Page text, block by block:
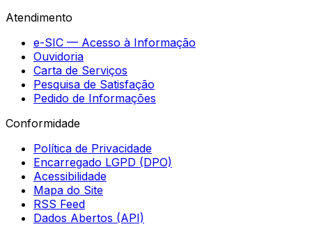
Atendimento
e-SIC — Acesso à Informação
Ouvidoria
Carta de Serviços
Pesquisa de Satisfação
Pedido de Informações
Conformidade
Política de Privacidade
Encarregado LGPD (DPO)
Acessibilidade
Mapa do Site
RSS Feed
Dados Abertos (API)